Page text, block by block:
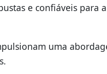
e confiáveis para
uma